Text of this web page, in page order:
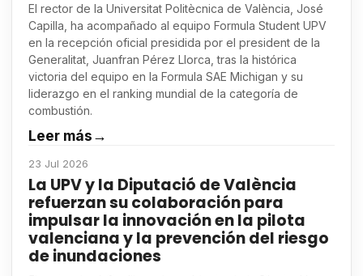
El rector de la Universitat Politècnica de València, José
Capilla, ha acompañado al equipo Formula Student UPV
en la recepción oficial presidida por el president de la
Generalitat, Juanfran Pérez Llorca, tras la histórica
victoria del equipo en la Formula SAE Michigan y su
liderazgo en el ranking mundial de la categoría de
combustión.
Leer más→
23 Jul 2026
La UPV y la Diputació de València
refuerzan su colaboración para
impulsar la innovación en la pilota
valenciana y la prevención del riesgo
de inundaciones